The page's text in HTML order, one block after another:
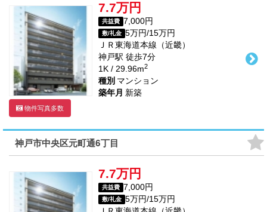
物件写真多数
7.7万円
共益費 7,000円
敷/礼金 5万円/15万円
ＪＲ東海道本線（近畿）
神戸駅 徒歩7分
1K / 29.96m2
種別 マンション
築年月 新築
神戸市中央区元町通6丁目
7.7万円
共益費 7,000円
敷/礼金 5万円/15万円